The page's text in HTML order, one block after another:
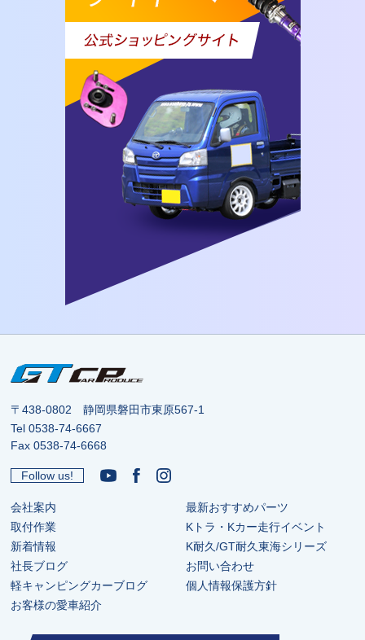
〒438-0802 静岡県磐田市東原567-1
Tel0538-74-6667
Fax 0538-74-6668
Follow us!
会社案内
取付作業
新着情報
社長ブログ
軽キャンピングカーブログ
お客様の愛車紹介
最新おすすめパーツ
Kトラ・Kカー走行イベント
K耐久/GT耐久東海シリーズ
お問い合わせ
個人情報保護方針